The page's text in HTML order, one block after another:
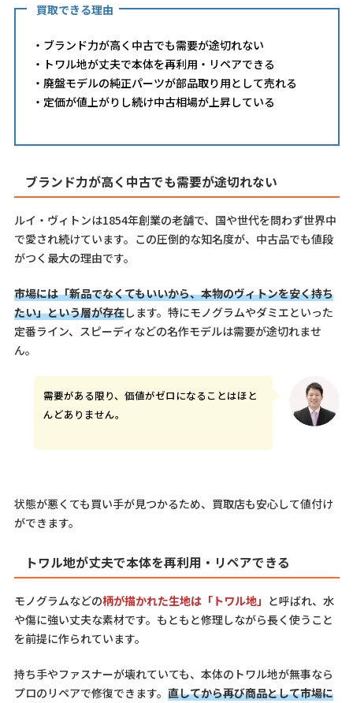
買取できる理由
・ブランド力が高く中古でも需要が途切れない
・トワル地が丈夫で本体を再利用・リペアできる
・廃盤モデルの純正パーツが部品取り用として売れる
・定価が値上がりし続け中古相場が上昇している
ブランド力が高く中古でも需要が途切れない
ルイ・ヴィトンは1854年創業の老舗で、国や世代を問わず世界中
で愛され続けています。この圧倒的な知名度が、中古品でも値段
がつく最大の理由です。
市場には「新品でなくてもいいから、本物のヴィトンを安く持ち
たい」という層が存在します。特にモノグラムやダミエといった
定番ライン、スピーディなどの名作モデルは需要が途切れませ
ん。
需要がある限り、価値がゼロになることはほと
んどありません。
状態が悪くても買い手が見つかるため、買取店も安心して値付け
ができます。
トワル地が丈夫で本体を再利用・リペアできる
モノグラムなどの柄が描かれた生地は「トワル地」 と呼ばれ、水
や傷に強い丈夫な素材です。もともと修理しながら長く使うこと
を前提に作られています。
持ち手やファスナーが壊れていても、本体のトワル地が無事なら
プロのリペアで修復できます。 直してから再び商品として市場に